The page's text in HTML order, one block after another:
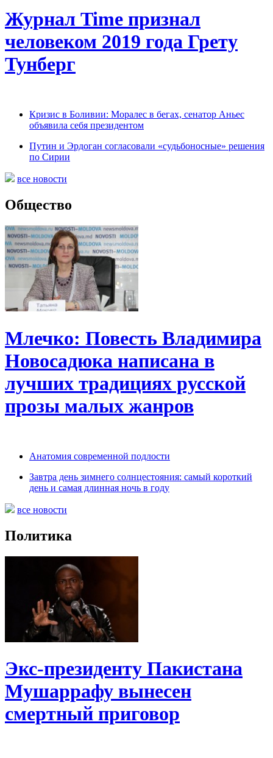
Журнал Time признал
человеком 2019 года Грету
Тунберг
Кризис в Боливии: Моралес в бегах, сенатор Аньес
объявила себя президентом
Путин и Эрдоган согласовали «судьбоносные» решения
по Сирии
все новости
Общество
Млечко: Повесть Владимира
Новосадюка написана в
лучших традициях русской
прозы малых жанров
Анатомия современной подлости
Завтра день зимнего солнцестояния: самый короткий
день и самая длинная ночь в году
все новости
Политика
Экс-президенту Пакистана
Мушаррафу вынесен
смертный приговор